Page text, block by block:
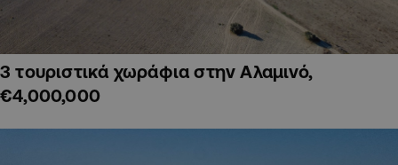
3 τουριστικά χωράφια στην Αλαμινό,
€4,000,000